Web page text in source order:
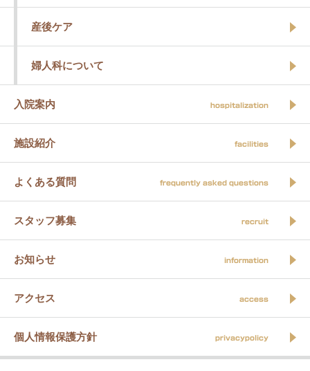
産後ケア
婦人科について
入院案内 hospitalization
施設紹介 facilities
よくある質問 frequently asked questions
スタッフ募集 recruit
お知らせ information
アクセス access
個人情報保護方針 privacypolicy